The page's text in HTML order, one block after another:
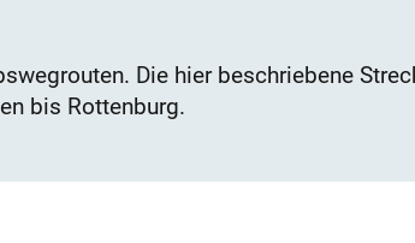
Die hierbeschriebene
bis Rottenburg.